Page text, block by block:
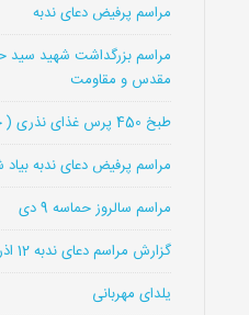
مراسم پرفیض دعای ندبه
مراسم بزرگداشت شهید سید
مقدس و مقاومت
طبخ 450 پرس غذای نذری ( چلو جوجه )
مراسم پرفیض دعای ندبه
مراسم سالروز حماسه 9 دی
گزارش مراسم دعای ندبه 12 اذر
یلدای مهربانی